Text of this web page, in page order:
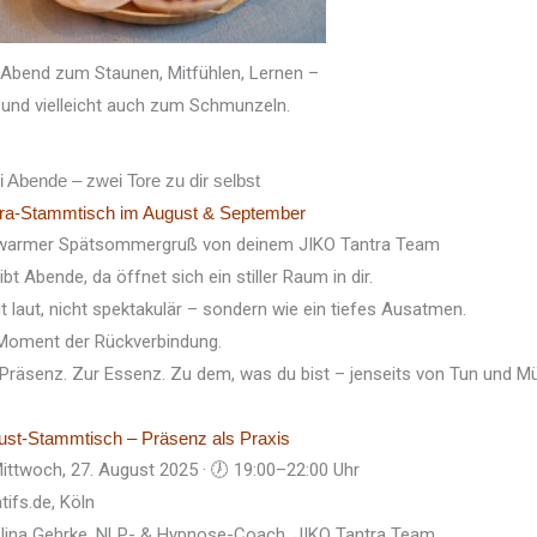
zum Staunen, Mitfühlen, Lernen –
und vielleicht auch zum Schmunzeln.
Abende – zwei Tore zu dir selbst
Stammtisch im August & September
Spätsommergruß von deinem JIKO Tantra Team
Abende, da öffnet sich ein stiller Raum in dir.
laut, nicht spektakulär – sondern wie ein tiefes Ausatmen.
der Rückverbindung.
Zur Essenz. Zu dem, was du bist – jenseits von Tun und
Stammtisch – Präsenz als Praxis
27. August 2025 · 🕖 19:00–22:00 Uhr
Köln